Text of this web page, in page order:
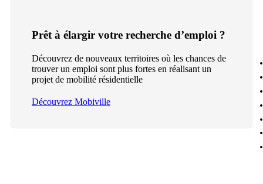
Prêt à élargir votre recherche d’emploi ?
Découvrez de nouveaux territoires où les chances de
trouver un emploi sont plus fortes en réalisant un
projet de mobilité résidentielle
Découvrez Mobiville